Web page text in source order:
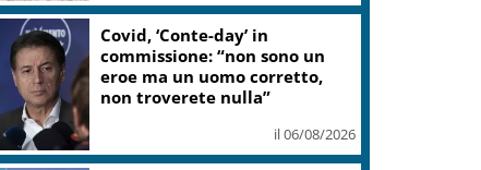
Covid, ‘Conte-day’ in
commissione: “non sono un
eroe ma un uomo corretto,
non troverete nulla”
il 06/08/2026